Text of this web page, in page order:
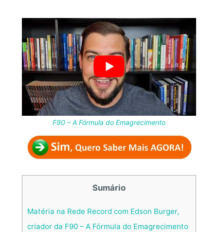
F90 – A Fórmula do Emagrecimento
Sumário
Matéria na Rede Record com Edson Burger,
criador da F90 – A Fórmula do Emagrecimento